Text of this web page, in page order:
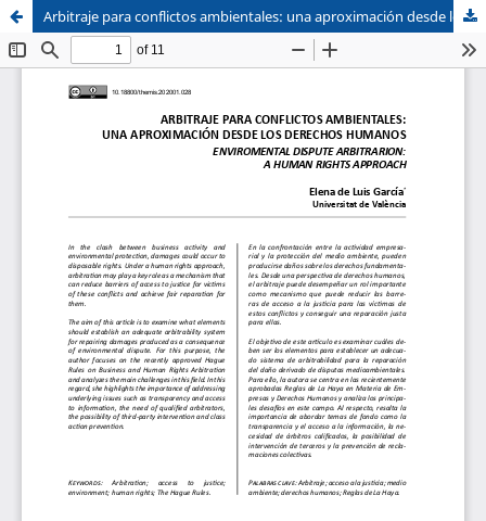
Sistema de
Bibliotecas
Facultad de
Derecho
Arbitraje para conflictos ambientales: una aproximación desde los Derechos Humanos